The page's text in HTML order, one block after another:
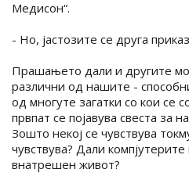
Медисон“.
- Но, јастозите се друга
Прашањето дали и другите
различни од нашите -
од многуте загатки со кои се
првпат се појавува свеста за
Зошто некој се чувствува
чувствува? Дали
внатрешен живот?